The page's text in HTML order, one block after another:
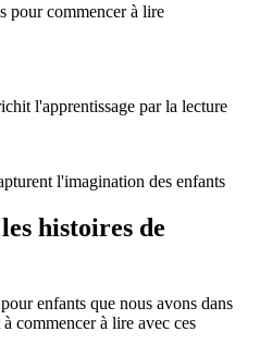
pour commencer à lire
l'apprentissage par la lecture
l'imagination des enfants
histoires de
enfants que nous avons dans
commencer à lire avec ces